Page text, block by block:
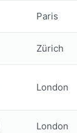
Paris
Zürich
London
London